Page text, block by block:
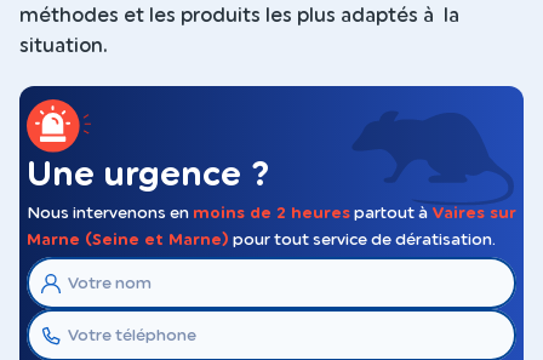
méthodes et les produits les plus adaptés à la
situation.
Une urgence ?
Nous intervenons en moins de 2 heures partout à Vaires sur
Marne (Seine et Marne) pour tout service de dératisation.